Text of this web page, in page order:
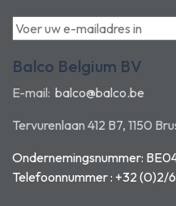
Balco Belgium BV
E-mail: balco@balco.be
Tervurenlaan 412 B7, 1150
Ondernemingsnummer:
Telefoonnummer : +32 (0)2/